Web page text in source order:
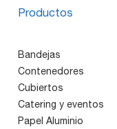
Productos
Bandejas
Contenedores
Cubiertos
Catering y eventos
Papel Aluminio